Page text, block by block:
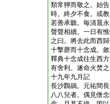
類常狎而敬之。始
時。終夕不食。或
若善承聽。毎清晨
聲聲相續。一日有
之曰。將去此而西
十撃磬而十念成。
釋典十念成往生西
有舍利。遂命火焚
十九年九月記
長沙鸜鵒。元祐間
八八兒者。偶見僧